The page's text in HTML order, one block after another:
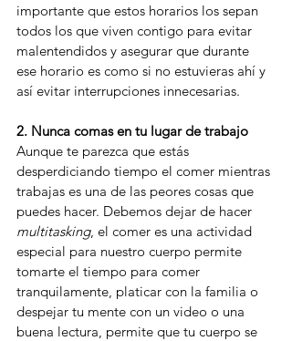
importante que estos horarios los sepan
todos los que viven contigo para evitar
malentendidos y asegurar que durante
ese horario es como si no estuvieras ahí y
así evitar interrupciones innecesarias.
2. Nunca comas en tu lugar de trabajo
Aunque te parezca que estás
desperdiciando tiempo el comer mientras
trabajas es una de las peores cosas que
puedes hacer. Debemos dejar de hacer
multitasking, el comer es una actividad
especial para nuestro cuerpo permite
tomarte el tiempo para comer
tranquilamente, platicar con la familia o
despejar tu mente con un video o una
buena lectura, permite que tu cuerpo se